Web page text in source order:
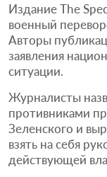
Издание The
военный
Авторы
заявления
ситуации.
Журналисты
противниками
Зеленского и
взять на себя
действующей